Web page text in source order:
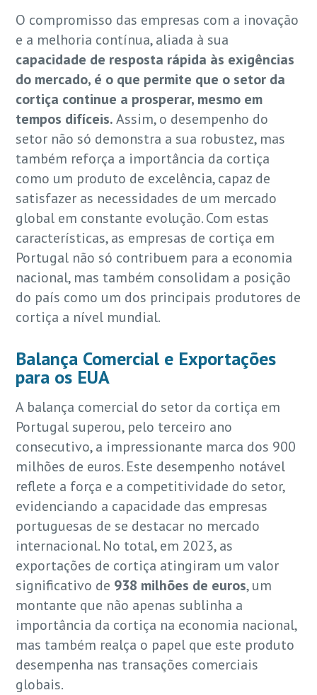
O compromisso das empresas com a inovação
e a melhoria contínua, aliada à sua
capacidade de resposta rápida às exigências
do mercado, é o que permite que o setor da
cortiça continue a prosperar, mesmo em
tempos difíceis.Assim, o desempenho do
setor não só demonstra a sua robustez, mas
também reforça a importância da cortiça
como um produto de excelência, capaz de
satisfazer as necessidades de um mercado
global em constante evolução. Com estas
características, as empresas de cortiça em
Portugal não só contribuem para a economia
nacional, mas também consolidam a posição
do país como um dos principais produtores de
cortiça a nível mundial.
Balança Comercial e Exportações
para os EUA
A balança comercial do setor da cortiça em
Portugal superou, pelo terceiro ano
consecutivo, a impressionante marca dos 900
milhões de euros. Este desempenho notável
reflete a força e a competitividade do setor,
evidenciando a capacidade das empresas
portuguesas de se destacar no mercado
internacional. No total, em 2023, as
exportações de cortiça atingiram um valor
significativo de 938 milhões de euros, um
montante que não apenas sublinha a
importância da cortiça na economia nacional,
mas também realça o papel que este produto
desempenha nas transações comerciais
globais.